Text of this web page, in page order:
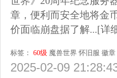
章，便利而安全地将金
价面临崩盘据了解...[详
标签： 60级 魔兽世界 怀旧服 徽章
2025-02-09